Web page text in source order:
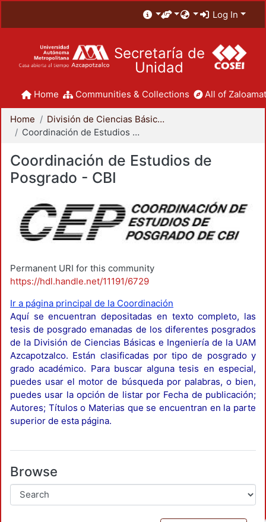
Log In
Secretaría de
Unidad
Home Communities & Collections All of
Home
División de Ciencias Básicas e Ingeniería
Coordinación de Estudios de Posgrado - CBI
Coordinación de Estudios de
Posgrado - CBI
Permanent URI for this community
https://hdl.handle.net/11191/6729
Ir a página principal de la Coordinación
Aquí se encuentran depositadas en texto completo, las
tesis de posgrado emanadas de los diferentes posgrados
de la División de Ciencias Básicas e Ingeniería de la UAM
Azcapotzalco. Están clasificadas por tipo de posgrado y
grado académico. Para buscar alguna tesis en especial,
puedes usar el motor de búsqueda por palabras, o bien,
puedes usar la opción de listar por Fecha de publicación;
Autores; Títulos o Materias que se encuentran en la parte
superior de esta página.
Browse